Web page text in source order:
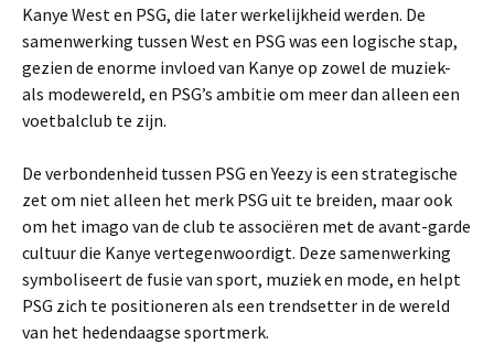
Kanye West en PSG, die later werkelijkheid werden. De
samenwerking tussen West en PSG was een logische stap,
gezien de enorme invloed van Kanye op zowel de muziek-
als modewereld, en PSG’s ambitie om meer dan alleen een
voetbalclub te zijn.
De verbondenheid tussen PSG en Yeezy is een strategische
zet om niet alleen het merk PSG uit te breiden, maar ook
om het imago van de club te associëren met de avant-garde
cultuur die Kanye vertegenwoordigt. Deze samenwerking
symboliseert de fusie van sport, muziek en mode, en helpt
PSG zich te positioneren als een trendsetter in de wereld
van het hedendaagse sportmerk.